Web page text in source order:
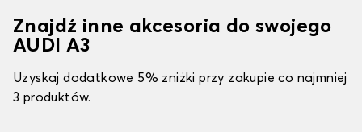
Znajdź inne akcesoria do swojego
AUDI A3
Uzyskaj dodatkowe 5% zniżki przy zakupie co najmniej
3 produktów.